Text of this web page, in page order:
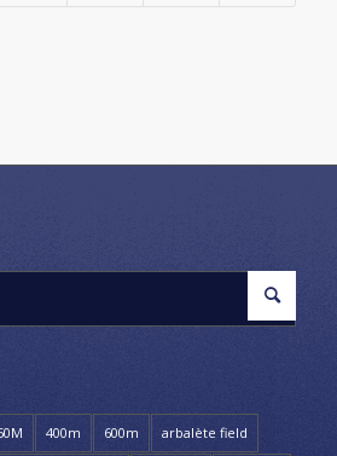
400m 600m arbalète field